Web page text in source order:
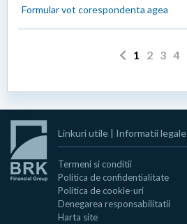
Formular vot corespondenta agea
1 2 3 4
Linkuri utile | Informatii legale
Termeni si conditii
Politica de confidentialitate
Politica de cookie-uri
Denegarea responsabilitatii
Harta site